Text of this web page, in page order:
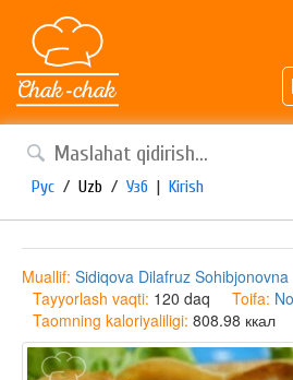
Рус / Uzb / Узб | Kirish
Muallif: Sidiqova Dilafruz Sohibjonovna
Tayyorlash vaqti: 120 daq Toifa:
Taomning kaloriyaliligi: 808.98 ккал